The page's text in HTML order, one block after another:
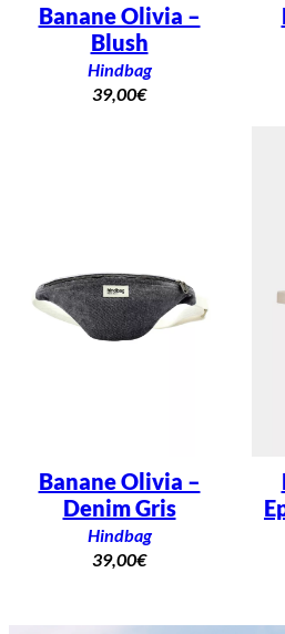
Banane Olivia –
Blush
Hindbag
39,00€
Banane Olivia –
Denim Gris
Hindbag
39,00€